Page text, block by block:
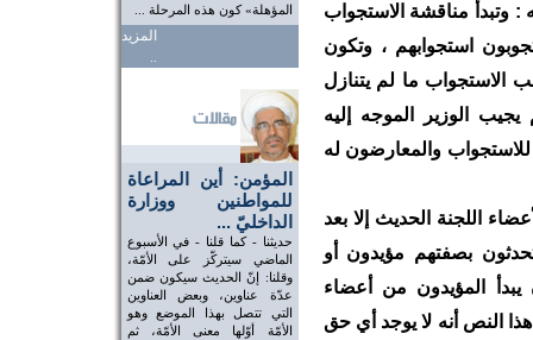
المؤهلة» كون هذه المرحلة ...
المزيد
..
المؤمن: أين المراعاة
للمواطنين ووزارة
الداخليّ ...
حديثنا - كما قلنا - في الأسبوع
الماضي سيتركّز على الأمّة،
وقلنا: إنّ الحديث سيكون ضمن
عدّة عناوين، وبعض العناوين
التي تتصل بهذا الموضع وهو
الأمّة أوّلها معنى الأمّة، ثم
: وتبدأ مناقشة الاستجواب
استجوابهم ، وتكون
الاستجواب ما لم يتنازل
الوزير الموجه إليه
والمعارضون له
اللجنة الحديث إلا بعد
بصفتهم مؤيدون أو
المؤيدون من أعضاء
النص أنه لا يوجد أي حق